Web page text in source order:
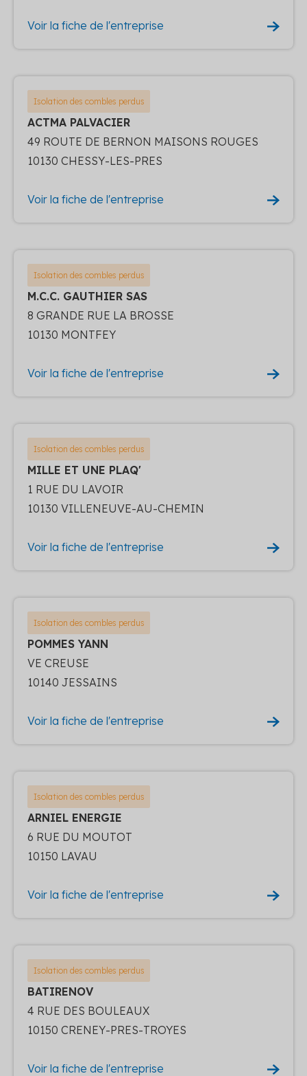
Voir la fiche de l'entreprise
Isolation des combles perdus
ACTMA PALVACIER
49 ROUTE DE BERNON MAISONS ROUGES
10130 CHESSY-LES-PRES
Voir la fiche de l'entreprise
Isolation des combles perdus
M.C.C. GAUTHIER SAS
8 GRANDE RUE LA BROSSE
10130 MONTFEY
Voir la fiche de l'entreprise
Isolation des combles perdus
MILLE ET UNE PLAQ'
1 RUE DU LAVOIR
10130 VILLENEUVE-AU-CHEMIN
Voir la fiche de l'entreprise
Isolation des combles perdus
POMMES YANN
VE CREUSE
10140 JESSAINS
Voir la fiche de l'entreprise
Isolation des combles perdus
ARNIEL ENERGIE
6 RUE DU MOUTOT
10150 LAVAU
Voir la fiche de l'entreprise
Isolation des combles perdus
BATIRENOV
4 RUE DES BOULEAUX
10150 CRENEY-PRES-TROYES
Voir la fiche de l'entreprise